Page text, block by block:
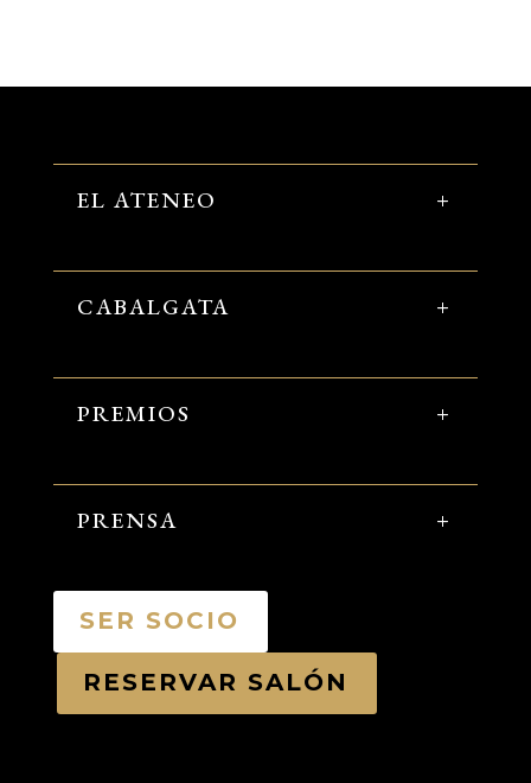
EL ATENEO
CABALGATA
PREMIOS
PRENSA
SER SOCIO
RESERVAR SALÓN